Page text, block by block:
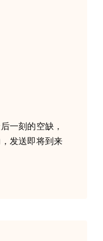
一刻的空缺，
发送即将到来